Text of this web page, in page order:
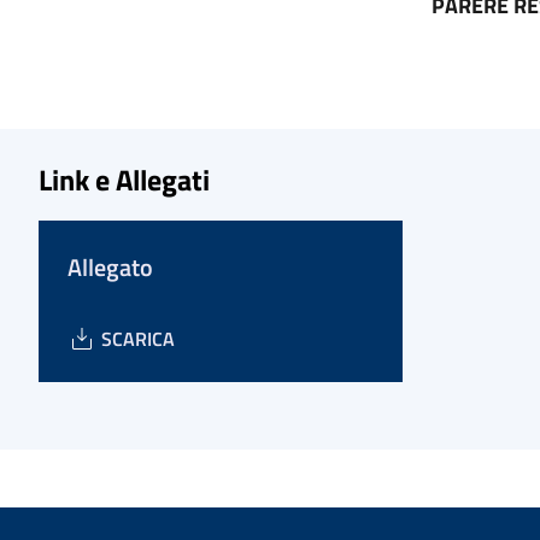
Link e Allegati
Allegato
SCARICA